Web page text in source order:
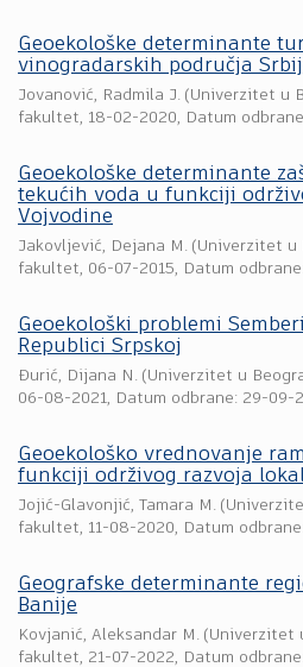
Geoekološke determinante
vinogradarskih područja
Jovanović, Radmila J. (Univerzitet u
fakultet, 18-02-2020, Datum
Geoekološke determinante
tekućih voda u funkciji
Vojvodine
Jakovljević, Dejana M. (Univerzitet u
fakultet, 06-07-2015, Datum
Geoekološki problemi
Republici Srpskoj
Đurić, Dijana N. (Univerzitet u
06-08-2021, Datum odbrane: 29-09-
Geoekološko vrednovanje
funkciji održivog razvoja
Jojić-Glavonjić, Tamara M. (
fakultet, 11-08-2020, Datum
Geografske determinante
Banije
Kovjanić, Aleksandar M. (Univerzitet
fakultet, 21-07-2022, Datum